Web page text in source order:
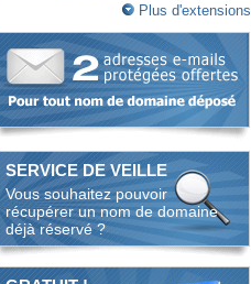
Plus d'extensions
SERVICE DE VEILLE
Vous souhaitez pouvoir
récupérer un nom de domaine
déjà réservé ?